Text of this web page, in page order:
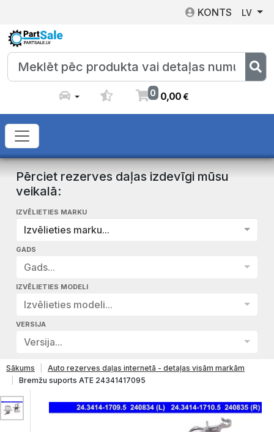
KONTS LV
0 0,00€
Pērciet rezerves daļas izdevīgi mūsu
veikalā:
IZVĒLIETIES MARKU
Izvēlieties marku...
GADS
Gads...
IZVĒLIETIES MODELI
Izvēlieties modeli...
VERSIJA
Versija...
Sākums
Auto rezerves daļas internetā - detaļas visām markām
Bremžu suports ATE 24341417095